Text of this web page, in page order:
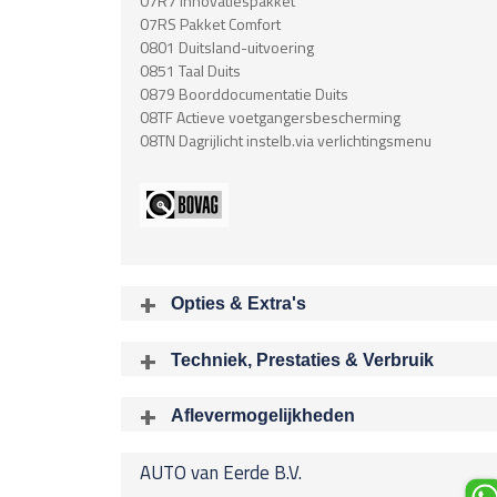
07RS Pakket Comfort
0801 Duitsland-uitvoering
0851 Taal Duits
0879 Boorddocumentatie Duits
08TF Actieve voetgangersbescherming
08TN Dagrijlicht instelb.via verlichtingsmenu
Opties & Extra's
Extra's
Airbag
Airbag Passagier
Techniek, Prestaties & Verbruik
6
8.10 sec
Aflevermogelijkheden
AUTO van Eerde B.V.